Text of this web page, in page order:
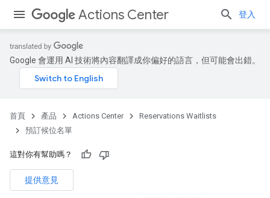
Actions Center 登入
Google 會運用 AI 技術將內容翻譯成你偏好的語言，但可能會出錯。
首頁 產品 Actions Center
Reservations Waitlists
預訂候位名單
這對你有幫助嗎？
提供意見